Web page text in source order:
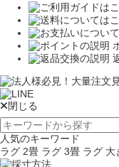
閉じる
人気のキーワード
ラグ 2畳 ラグ 3畳 ラグ 大